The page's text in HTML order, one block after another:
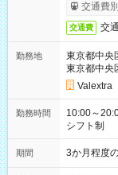
交通費
交通費 交
勤務地
東京都中央
東京都中央
Valextra
勤務時間
10:00～20:00 実働7.5時間／休憩1.5時間 営業時間
シフト制
期間 3か月程度